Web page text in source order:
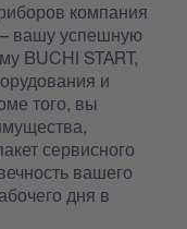
компания
– вашу успешную
BUCHI START,
и
того, вы
сервисного
вашего
дня в